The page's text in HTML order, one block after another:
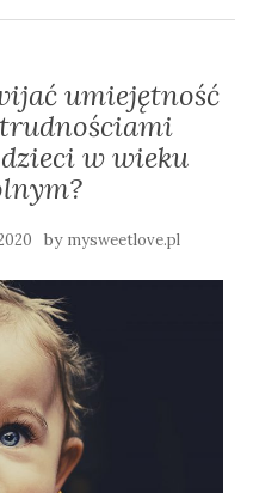
umiejętność
w wieku
by mysweetlove.pl